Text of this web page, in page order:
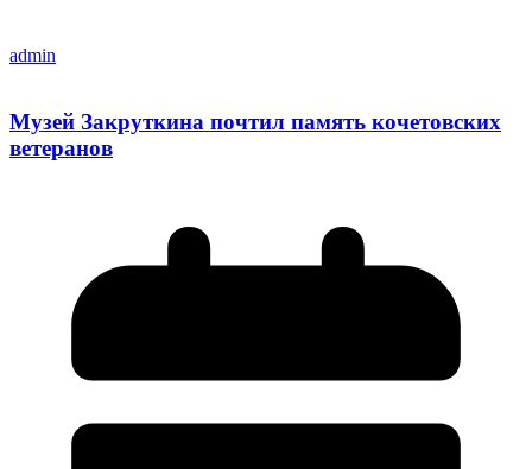
admin
Музей Закруткина почтил память кочетовских
ветеранов